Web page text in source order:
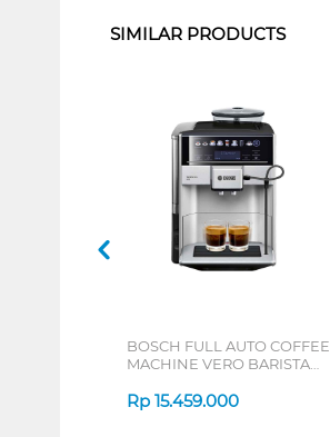
SIMILAR PRODUCTS
BOSCH FULL AUTO COFFEE
MACHINE VERO BARISTA
Rp 15.459.000